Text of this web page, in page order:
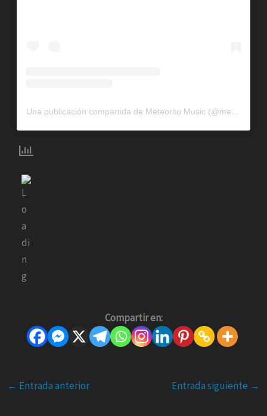
Una publicación compartida de Meteorito Music (@meteoritomusic)
Compartir en:
← Entrada anterior Entrada siguiente →